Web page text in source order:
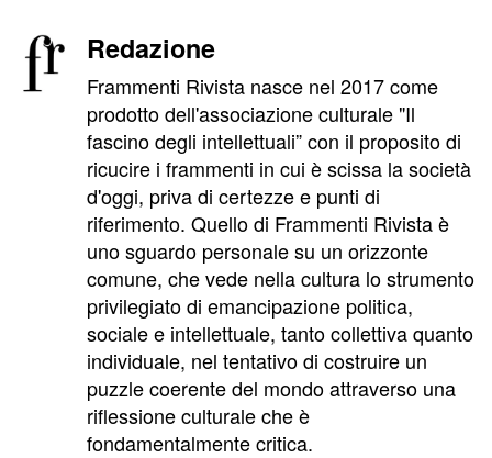
Redazione
Frammenti Rivista nasce nel 2017 come
prodotto dell'associazione culturale "Il
fascino degli intellettuali” con il proposito di
ricucire i frammenti in cui è scissa la società
d'oggi, priva di certezze e punti di
riferimento. Quello di Frammenti Rivista è
uno sguardo personale su un orizzonte
comune, che vede nella cultura lo strumento
privilegiato di emancipazione politica,
sociale e intellettuale, tanto collettiva quanto
individuale, nel tentativo di costruire un
puzzle coerente del mondo attraverso una
riflessione culturale che è
fondamentalmente critica.